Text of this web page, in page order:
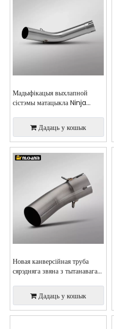
Мадыфікацыя выхлапной
сістэмы матацыкла Ninja
Дадаць у кошык
Новая канверсійная труба
сярэдняга звяна з тытанавага
ZX4R Стан новай сталёвай
скрынкі глушыцеляў
Дадаць у кошык